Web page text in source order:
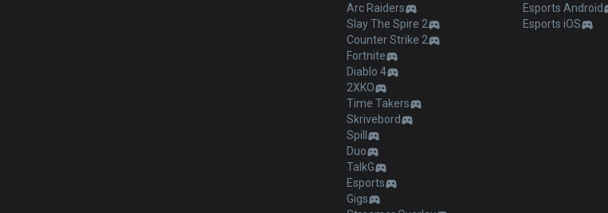
Arc Raiders
Slay The Spire 2
Counter Strike 2
Fortnite
Diablo 4
2XKO
Time Takers
Skrivebord
Spill
Duo
TalkG
Esports
Gigs
Esports Android
Esports iOS